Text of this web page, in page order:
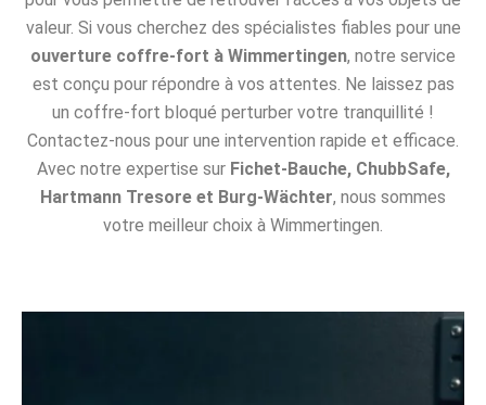
valeur. Si vous cherchez des spécialistes fiables pour une
ouverture coffre-fort à Wimmertingen, notre service
est conçu pour répondre à vos attentes. Ne laissez pas
un coffre-fort bloqué perturber votre tranquillité !
Contactez-nous pour une intervention rapide et efficace.
Avec notre expertise sur Fichet-Bauche, ChubbSafe,
Hartmann Tresore et Burg-Wächter, nous sommes
votre meilleur choix à Wimmertingen.